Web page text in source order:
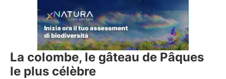
La colombe, le gâteau de Pâques
le plus célèbre